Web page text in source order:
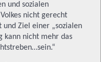
und sozialen
nicht gerecht
Ziel einer „sozialen
kann nicht mehr das